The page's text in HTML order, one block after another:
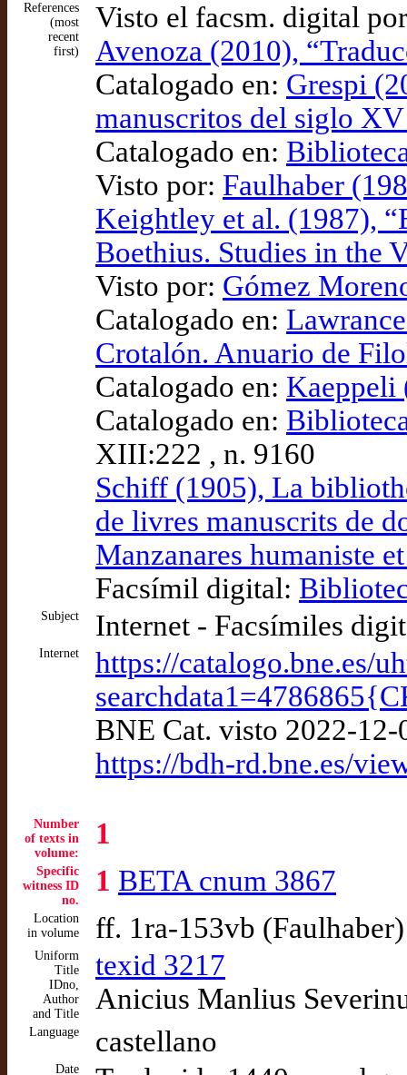
References
(most
recent
first)
Visto el facsm. digital
Avenoza (2010),
Catalogado en: Grespi
manuscritos del siglo
Catalogado en:
Visto por: Faulhaber
Keightley et al. (1987),
Boethius. Studies in the
Visto por: Gómez
Catalogado en:
Crotalón. Anuario de
Catalogado en: Kaeppeli
Catalogado en:
XIII:222 , n. 9160
Schiff (1905), La
de livres manuscrits de
Manzanares humaniste
Facsímil digital:
Subject Internet - Facsímiles
Internet
https://catalogo.bne.es/
BNE Cat. visto 2022-12-
https://bdh-rd.bne.es/
Number
of texts in
volume:
1
Specific
witness ID
no.
1 BETA cnum 3867
Location
in volume
ff. 1ra-153vb (Faulhaber)
Uniform
Title
IDno,
Author
and Title
texid 3217
Anicius Manlius
Language castellano
Date